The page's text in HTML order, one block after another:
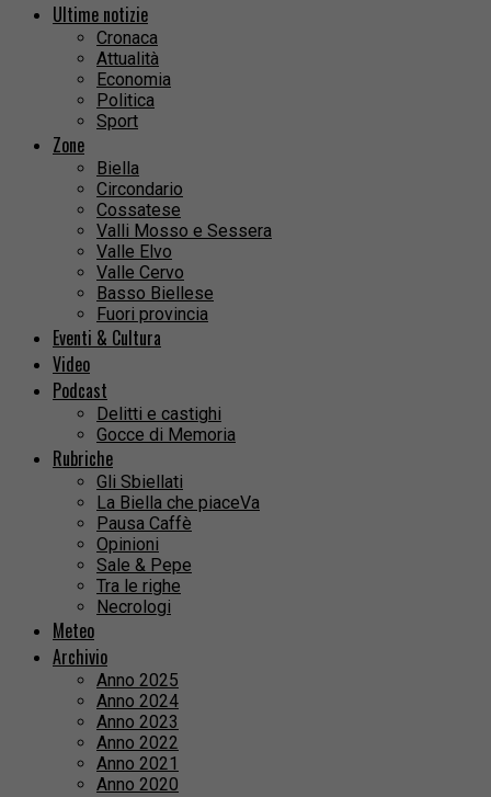
Ultime notizie
Cronaca
Attualità
Economia
Politica
Sport
Zone
Biella
Circondario
Cossatese
Valli Mosso e Sessera
Valle Elvo
Valle Cervo
Basso Biellese
Fuori provincia
Eventi & Cultura
Video
Podcast
Delitti e castighi
Gocce di Memoria
Rubriche
Gli Sbiellati
La Biella che piaceVa
Pausa Caffè
Opinioni
Sale & Pepe
Tra le righe
Necrologi
Meteo
Archivio
Anno 2025
Anno 2024
Anno 2023
Anno 2022
Anno 2021
Anno 2020